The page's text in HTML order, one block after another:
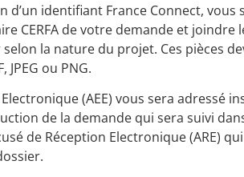
identifiant France Connect, vous
CERFA de votre demande et joindre
la nature du projet. Ces pièces
ou PNG.
(AEE) vous sera adressé
de la demande qui sera suivi
de Réception Electronique (ARE)